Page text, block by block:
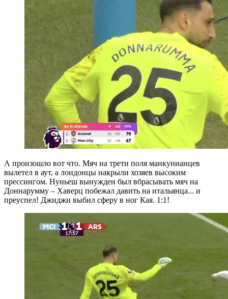
А произошло вот что. Мяч на трети поля манкунианцев
вылетел в аут, а лондонцы накрыли хозяев высоким
прессингом. Нуньеш вынужден был вбрасывать мяч на
Доннарумму – Хаверц побежал давить на итальянца... и
преуспел! Джиджи выбил сферу в ног Кая. 1:1!